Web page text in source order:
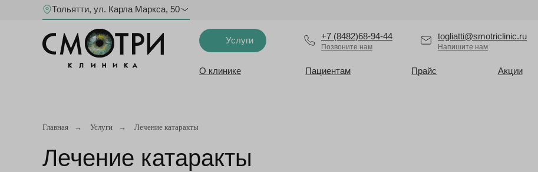
Тольятти, ул. Карла Маркса, 50
Позвоните нам
+7 (8482)68-94-44
Услуги
О клинике Пациентам Прайс Акции
togliatti@smotriclinic.ru
Напишите нам
Главная → Услуги → Лечение катаракты
Лечение катаракты